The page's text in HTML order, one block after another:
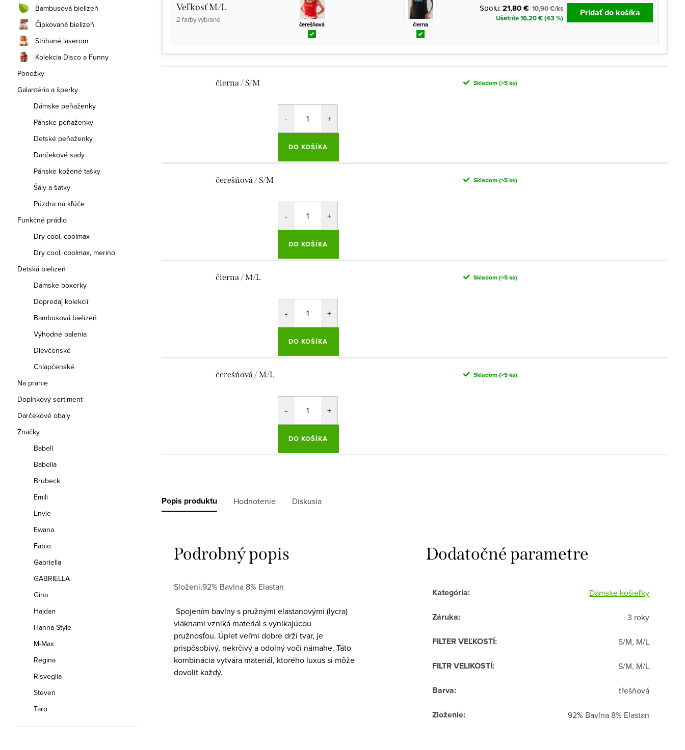
Bambusová bielizeň
Čipkovaná bielizeň
Strihané laserom
Kolekcia Disco a Funny
Ponožky
Galantéria a šperky
Dámske peňaženky
Pánske peňaženky
Detské peňaženky
Darčekové sady
Pánske kožené tašky
Šály a šatky
Púzdra na kľúče
Funkčné prádlo
Dry cool, coolmax
Dry cool, coolmax, merino
Detská bielizeň
Dámske boxerky
Dopredaj kolekcií
Bambusová bielizeň
Výhodné balenia
Dievčenské
Chlapčenské
Na pranie
Doplnkový sortiment
Darčekové obaly
Značky
Babell
Babella
Brubeck
Emili
Envie
Ewana
Fabio
Gabriella
GABRIELLA
Gina
Hajdan
Hanna Style
M-Max
Regina
Risveglia
Steven
Taro
Veľkosť M/L
2 farby vybrané
čerešňová čierna
Spolu:21,80 € 10,90 €/ks
Ušetríte 16,20 € (43 %)
Pridať do košíka
čierna / S/M Skladom(>5 ks)
DO KOŠÍKA
čerešňová / S/M Skladom(>5 ks)
DO KOŠÍKA
čierna / M/L Skladom(>5 ks)
DO KOŠÍKA
čerešňová / M/L Skladom(>5 ks)
DO KOŠÍKA
Popis produktu Hodnotenie Diskusia
Podrobný popis
Složení;92% Bavlna 8% Elastan
Spojením bavlny s pružnými elastanovými (lycra)
vláknami vzniká materiál s vynikajúcou
pružnosťou. Úplet veľmi dobre drží tvar, je
prispôsobivý, nekrčivý a odolný voči námahe. Táto
kombinácia vytvára materiál, ktorého luxus si môže
dovoliť každý.
Dodatočné parametre
Kategória: Dámske košieľky
Záruka: 3 roky
FILTER VEĽKOSTÍ: S/M, M/L
FILTR VELIKOSTÍ: S/M, M/L
Barva: třešňová
Zloženie: 92% Bavlna 8% Elastan